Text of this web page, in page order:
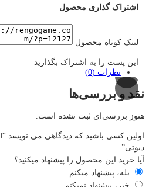
اشتراک گذاری محصول
لینک کوتاه محصول
این پست را به اشتراک بگذارید
نظرات (0)
نقد و بررسی‌ها
هنوز بررسی‌ای ثبت نشده است.
دیوتی”
آیا خرید این محصول را پیشنهاد میکنید؟
بله، پیشنهاد میکنم